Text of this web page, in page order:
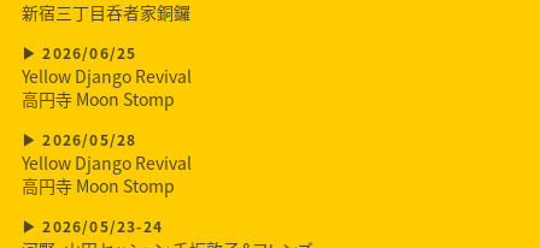
新宿三丁目呑者家銅鑼
2026/06/25
Yellow Django Revival
高円寺 Moon Stomp
2026/05/28
Yellow Django Revival
高円寺 Moon Stomp
2026/05/23-24